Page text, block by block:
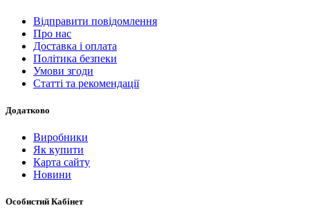
Відправити повідомлення
Про нас
Доставка і оплата
Політика безпеки
Умови згоди
Статті та рекомендації
Додатково
Виробники
Як купити
Карта сайту
Новини
Особистий Кабінет